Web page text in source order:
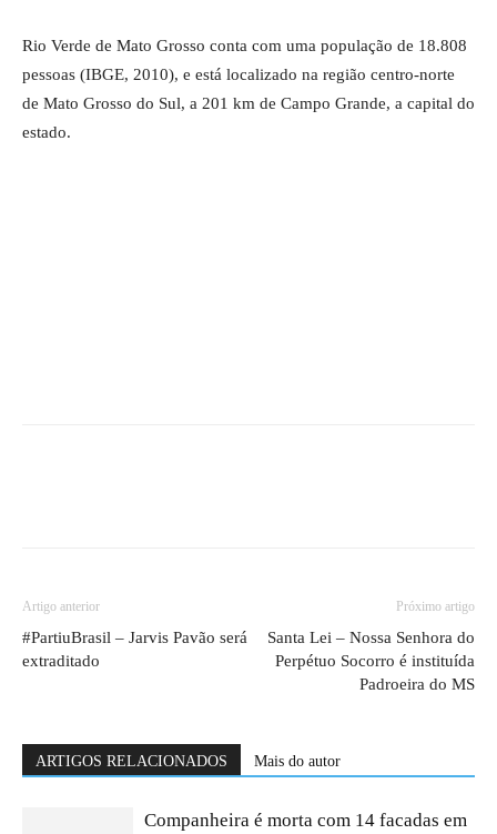
Rio Verde de Mato Grosso conta com uma população de 18.808
pessoas (IBGE, 2010), e está localizado na região centro-norte
de Mato Grosso do Sul, a 201 km de Campo Grande, a capital do
estado.
Artigo anterior
#PartiuBrasil – Jarvis Pavão será
extraditado
Próximo artigo
Santa Lei – Nossa Senhora do
Perpétuo Socorro é instituída
Padroeira do MS
ARTIGOS RELACIONADOS Mais do autor
Companheira é morta com 14 facadas em